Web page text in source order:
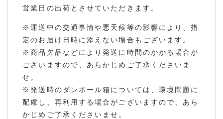
営業日の出荷とさせていただきます。
※運送中の交通事情や悪天候等の影響により、指
定のお届け日時に添えない場合もございます。
※商品欠品などにより発送に時間のかかる場合が
ございますので、あらかじめご了承くださいま
せ。
※発送時のダンボール箱については、環境問題に
配慮し、再利用する場合がございますので、あら
かじめご了承くださいませ。